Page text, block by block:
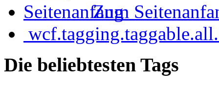
Zum
Die beliebtesten Tags